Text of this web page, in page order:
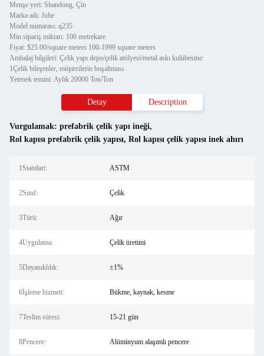
Menşe yeri: Shandong, Çin
Marka adı: Juhe
Model numarası: q235
Min sipariş miktarı: 100 metrekare
Fiyat: $25.00/square meters 100-1999 square meters
Ambalaj bilgileri: Çelik yapı depo/çelik atölyesi/metal askı kulübesine:
1Çelik bileşenler, müşterilerin boşaltması
Yetenek temini: Aylık 20000 Ton/Ton
Detay Description
Vurgulamak: prefabrik çelik yapı ineği,
Rol kapısı prefabrik çelik yapısı, Rol kapısı çelik yapısı inek ahırı
1Standart: ASTM
2Sınıf: Çelik
3Türü: Ağır
4Uygulama: Çelik üretimi
5Dayanıklılık: ±1%
6İşleme hizmeti: Bükme, kaynak, kesme
7Teslim süresi: 15-21 gün
8Pencere: Alüminyum alaşımlı pencere